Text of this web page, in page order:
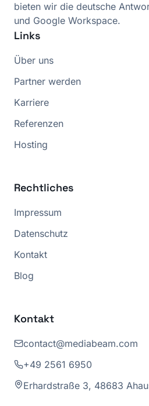
bieten wir die deutsche
und Google Workspace.
Links
Über uns
Partner werden
Karriere
Referenzen
Hosting
Rechtliches
Impressum
Datenschutz
Kontakt
Blog
Kontakt
contact@mediabeam.com
+49 2561 6950
Erhardstraße 3, 48683